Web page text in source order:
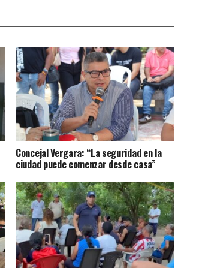
Concejal Vergara: “La seguridad en la
ciudad puede comenzar desde casa”